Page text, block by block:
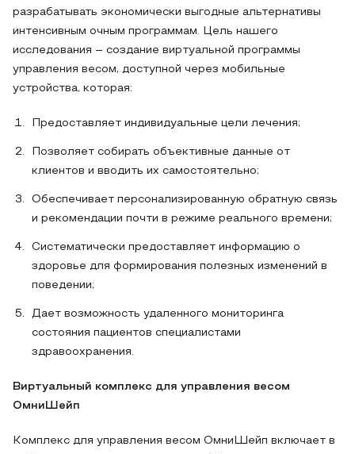
разрабатывать экономически выгодные альтернативы
интенсивным очным программам. Цель нашего
исследования – создание виртуальной программы
управления весом, доступной через мобильные
устройства, которая:
Предоставляет индивидуальные цели лечения;
Позволяет собирать объективные данные от
клиентов и вводить их самостоятельно;
Обеспечивает персонализированную обратную связь
и рекомендации почти в режиме реального времени;
Систематически предоставляет информацию о
здоровье для формирования полезных изменений в
поведении;
Дает возможность удаленного мониторинга
состояния пациентов специалистами
здравоохранения.
Виртуальный комплекс для управления весом
ОмниШейп
Комплекс для управления весом ОмниШейп включает в